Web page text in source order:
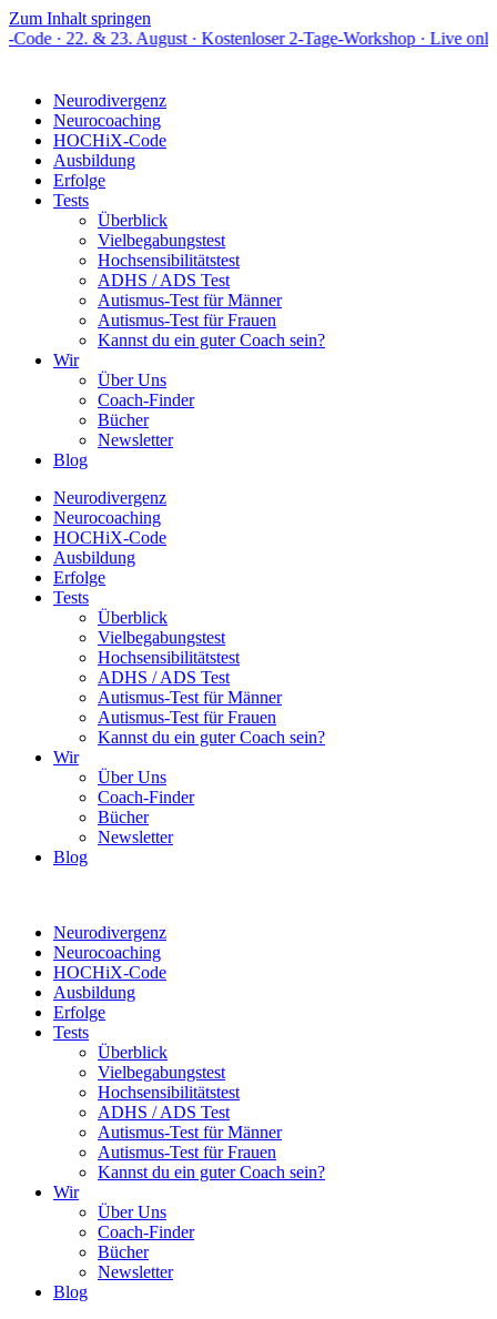
Zum Inhalt springen
& 23. August · Kostenloser 2-Tage-Workshop · Live online
Neurodivergenz
Neurocoaching
HOCHiX-Code
Ausbildung
Erfolge
Tests
Überblick
Vielbegabungstest
Hochsensibilitätstest
ADHS / ADS Test
Autismus-Test für Männer
Autismus-Test für Frauen
Kannst du ein guter Coach sein?
Wir
Über Uns
Coach-Finder
Bücher
Newsletter
Blog
Neurodivergenz
Neurocoaching
HOCHiX-Code
Ausbildung
Erfolge
Tests
Überblick
Vielbegabungstest
Hochsensibilitätstest
ADHS / ADS Test
Autismus-Test für Männer
Autismus-Test für Frauen
Kannst du ein guter Coach sein?
Wir
Über Uns
Coach-Finder
Bücher
Newsletter
Blog
Neurodivergenz
Neurocoaching
HOCHiX-Code
Ausbildung
Erfolge
Tests
Überblick
Vielbegabungstest
Hochsensibilitätstest
ADHS / ADS Test
Autismus-Test für Männer
Autismus-Test für Frauen
Kannst du ein guter Coach sein?
Wir
Über Uns
Coach-Finder
Bücher
Newsletter
Blog